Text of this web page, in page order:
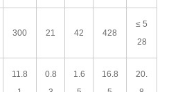
300 21 42 428
≤ 5
28
11.8
0.8
1.6
16.8
20.